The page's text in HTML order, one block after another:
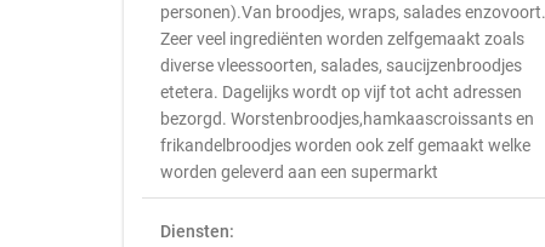
personen).Van broodjes, wraps, salades enzovoort.
Zeer veel ingrediënten worden zelfgemaakt zoals
diverse vleessoorten, salades, saucijzenbroodjes
etetera. Dagelijks wordt op vijf tot acht adressen
bezorgd. Worstenbroodjes,hamkaascroissants en
frikandelbroodjes worden ook zelf gemaakt welke
worden geleverd aan een supermarkt
Diensten: